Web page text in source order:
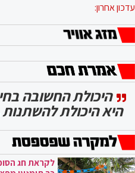
עדכון אחרון:
היכולת החשובה
היא היכולת
לקראת חג